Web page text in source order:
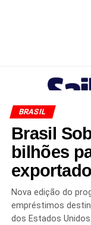
BRASIL
Brasil
bilhões
Nova edição do
empréstimos
dos Estados Unidos.